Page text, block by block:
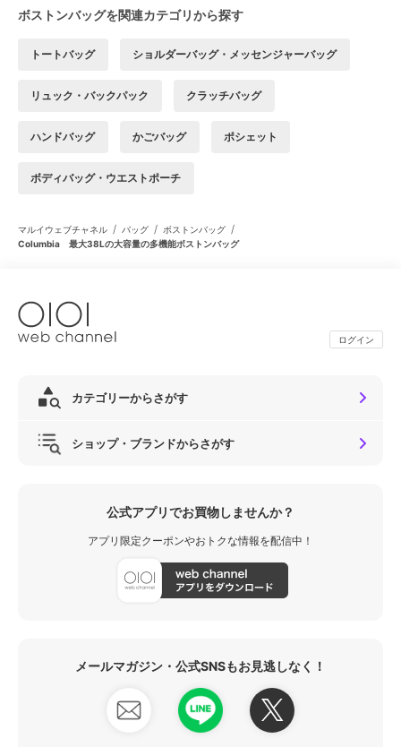
ボストンバッグを関連カテゴリから探す
トートバッグ ショルダーバッグ・メッセンジャーバッグ
リュック・バックパック クラッチバッグ
ハンドバッグ かごバッグ ポシェット
ボディバッグ・ウエストポーチ
マルイウェブチャネル / バッグ / ボストンバッグ /
Columbia 最大38Lの大容量の多機能ボストンバッグ
ログイン
カテゴリーからさがす
ショップ・ブランドからさがす
公式アプリでお買物しませんか？
アプリ限定クーポンやおトクな情報を配信中！
メールマガジン・公式SNSもお見逃しなく！